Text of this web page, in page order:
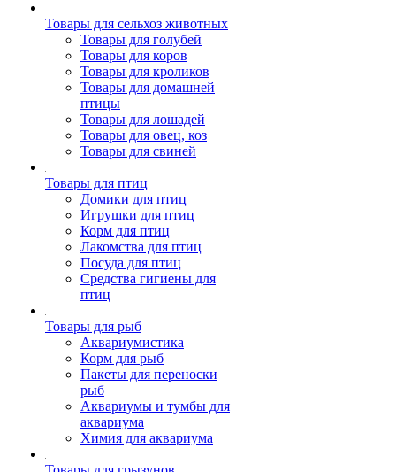
Товары для сельхоз животных
Товары для голубей
Товары для коров
Товары для кроликов
Товары для домашней
птицы
Товары для лошадей
Товары для овец, коз
Товары для свиней
Товары для птиц
Домики для птиц
Игрушки для птиц
Корм для птиц
Лакомства для птиц
Посуда для птиц
Средства гигиены для
птиц
Товары для рыб
Аквариумистика
Корм для рыб
Пакеты для переноски
рыб
Аквариумы и тумбы для
аквариума
Химия для аквариума